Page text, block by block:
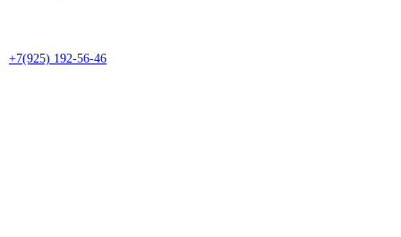
+7(925) 192-56-46